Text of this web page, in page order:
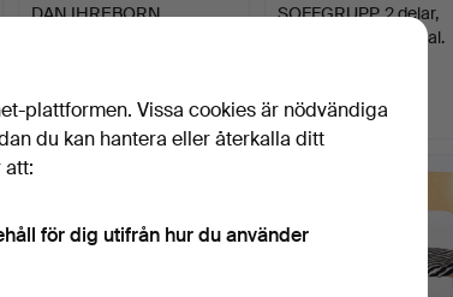
DAN IHREBORN.
159 USD
SOFFGRUPP, 2 delar,
nyrokokostil, 1800-tal.
32 USD
plattformen. Vissa cookies är nödvändiga
du kan hantera eller återkalla ditt
att:
för dig utifrån hur du använder